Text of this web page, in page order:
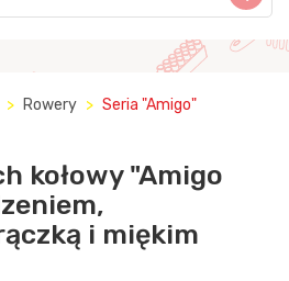
Rowery Seria "Amigo"
kołowy "Amigo
i miękim